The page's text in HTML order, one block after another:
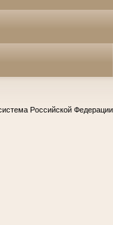
Российской